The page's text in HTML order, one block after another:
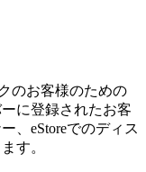
のお客様のための
に登録されたお客
、eStoreでのディス
す。